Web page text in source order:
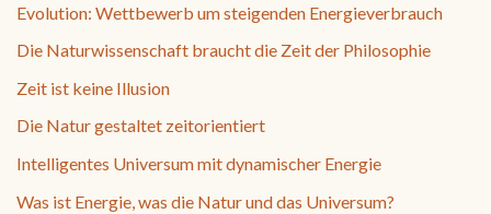
Evolution: Wettbewerb um steigenden Energieverbrauch
Die Naturwissenschaft braucht die Zeit der Philosophie
Zeit ist keine Illusion
Die Natur gestaltet zeitorientiert
Intelligentes Universum mit dynamischer Energie
Was ist Energie, was die Natur und das Universum?